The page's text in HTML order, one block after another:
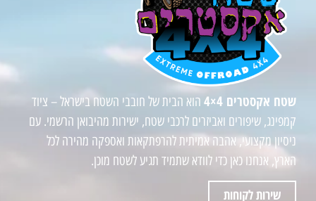
שטח אקסטרים 4×4
הוא הבית של חובבי השטח בישראל – ציוד
קמפינג, שיפורים ואביזרים לרכבי שטח, ישירות מהיבואן הרשמי. עם
ניסיון מקצועי, אהבה אמיתית להרפתקאות ואספקה מהירה לכל
הארץ, אנחנו כאן כדי לוודא שתמיד תגיע לשטח מוכן.
שירות לקוחות